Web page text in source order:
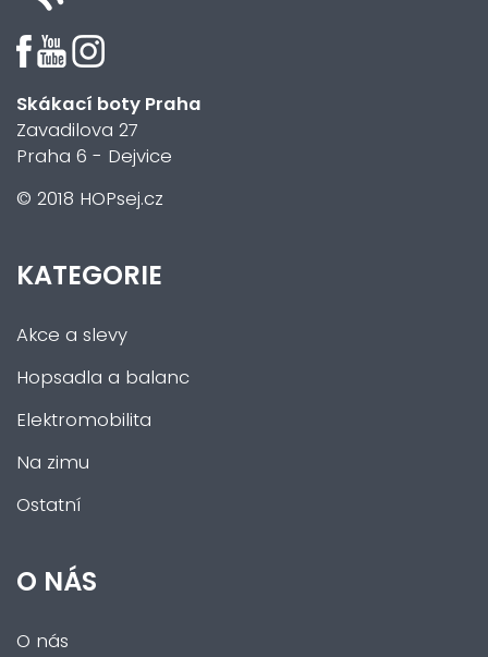
Skákací boty Praha
Zavadilova 27
Praha 6 - Dejvice
© 2018 HOPsej.cz
KATEGORIE
Akce a slevy
Hopsadla a balanc
Elektromobilita
Na zimu
Ostatní
O NÁS
O nás